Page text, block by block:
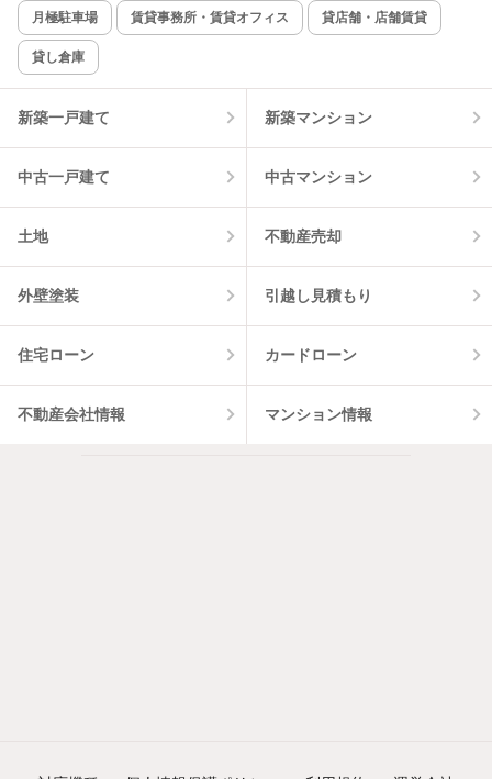
新着のみ インターネット無料
該当件数:
4
物件一覧に反映
月極駐車場 賃貸事務所・賃貸オフィス 貸店舗・店舗賃貸
貸し倉庫
新築一戸建て 新築マンション
中古一戸建て 中古マンション
土地 不動産売却
外壁塗装 引越し見積もり
住宅ローン カードローン
不動産会社情報 マンション情報